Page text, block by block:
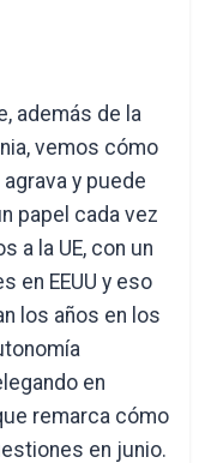
además de la
vemos cómo
y puede
papel cada vez
a la UE, con un
en EEUU y eso
los años en los
en
remarca cómo
en junio.